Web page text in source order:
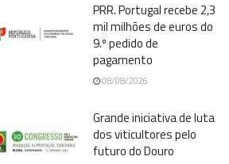
PRR. Portugal recebe 2,3
mil milhões de euros do
9.º pedido de
pagamento
08/08/2026
Grande iniciativa de luta
dos viticultores pelo
futuro do Douro